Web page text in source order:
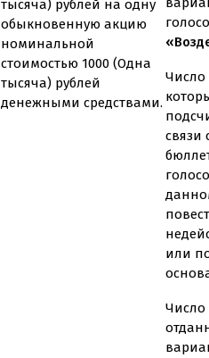
тысяча) рублей на одну
обыкновенную акцию
номинальной
стоимостью 1000 (Одна
тысяча) рублей
денежными средствами.
Число
связи
или
Число